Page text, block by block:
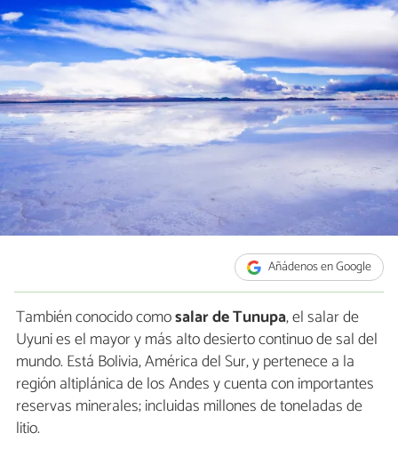
Añádenos en Google
También conocido comosalar de Tunupa, el salar de
Uyuni es el mayor y más alto desierto continuo de sal del
mundo. Está Bolivia, América del Sur, y pertenece a la
región altiplánica de los Andes y cuenta con importantes
reservas minerales; incluidas millones de toneladas de
litio.